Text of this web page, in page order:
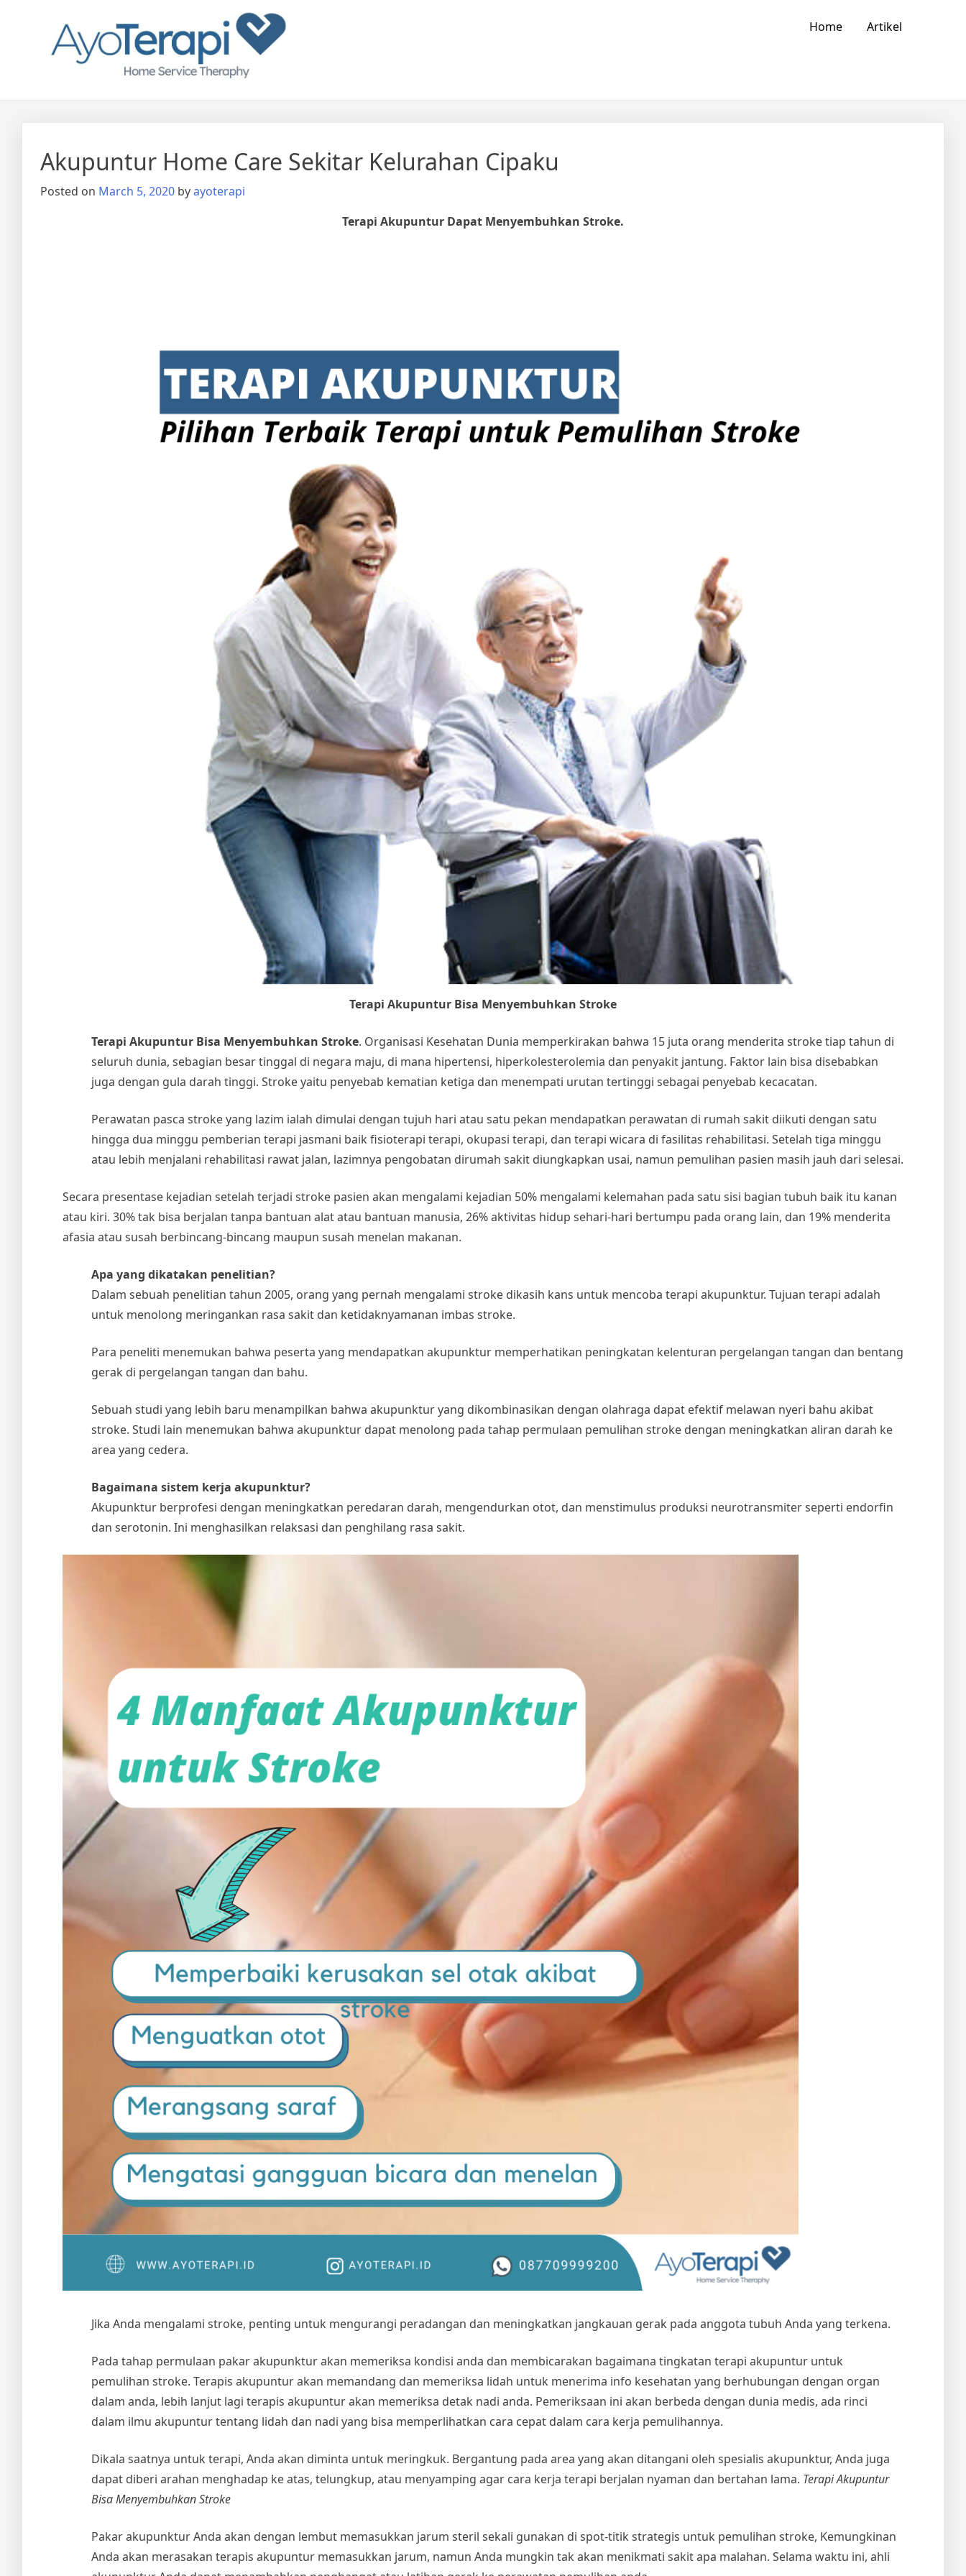
Ayo Terapi Home Artikel
Akupuntur Home Care Sekitar Kelurahan Cipaku
Posted on March 5, 2020 byayoterapi
Terapi Akupuntur Dapat Menyembuhkan Stroke.
Terapi Akupuntur Bisa Menyembuhkan Stroke
Terapi Akupuntur Bisa Menyembuhkan Stroke. Organisasi Kesehatan Dunia memperkirakan bahwa 15 juta orang menderita stroke tiap tahun di
seluruh dunia, sebagian besar tinggal di negara maju, di mana hipertensi, hiperkolesterolemia dan penyakit jantung. Faktor lain bisa disebabkan
juga dengan gula darah tinggi. Stroke yaitu penyebab kematian ketiga dan menempati urutan tertinggi sebagai penyebab kecacatan.
Perawatan pasca stroke yang lazim ialah dimulai dengan tujuh hari atau satu pekan mendapatkan perawatan di rumah sakit diikuti dengan satu
hingga dua minggu pemberian terapi jasmani baik fisioterapi terapi, okupasi terapi, dan terapi wicara di fasilitas rehabilitasi. Setelah tiga minggu
atau lebih menjalani rehabilitasi rawat jalan, lazimnya pengobatan dirumah sakit diungkapkan usai, namun pemulihan pasien masih jauh dari selesai.
Secara presentase kejadian setelah terjadi stroke pasien akan mengalami kejadian 50% mengalami kelemahan pada satu sisi bagian tubuh baik itu kanan
atau kiri. 30% tak bisa berjalan tanpa bantuan alat atau bantuan manusia, 26% aktivitas hidup sehari-hari bertumpu pada orang lain, dan 19% menderita
afasia atau susah berbincang-bincang maupun susah menelan makanan.
Apa yang dikatakan penelitian?
Dalam sebuah penelitian tahun 2005, orang yang pernah mengalami stroke dikasih kans untuk mencoba terapi akupunktur. Tujuan terapi adalah
untuk menolong meringankan rasa sakit dan ketidaknyamanan imbas stroke.
Para peneliti menemukan bahwa peserta yang mendapatkan akupunktur memperhatikan peningkatan kelenturan pergelangan tangan dan bentang
gerak di pergelangan tangan dan bahu.
Sebuah studi yang lebih baru menampilkan bahwa akupunktur yang dikombinasikan dengan olahraga dapat efektif melawan nyeri bahu akibat
stroke. Studi lain menemukan bahwa akupunktur dapat menolong pada tahap permulaan pemulihan stroke dengan meningkatkan aliran darah ke
area yang cedera.
Bagaimana sistem kerja akupunktur?
Akupunktur berprofesi dengan meningkatkan peredaran darah, mengendurkan otot, dan menstimulus produksi neurotransmiter seperti endorfin
dan serotonin. Ini menghasilkan relaksasi dan penghilang rasa sakit.
Jika Anda mengalami stroke, penting untuk mengurangi peradangan dan meningkatkan jangkauan gerak pada anggota tubuh Anda yang terkena.
Pada tahap permulaan pakar akupunktur akan memeriksa kondisi anda dan membicarakan bagaimana tingkatan terapi akupuntur untuk
pemulihan stroke. Terapis akupuntur akan memandang dan memeriksa lidah untuk menerima info kesehatan yang berhubungan dengan organ
dalam anda, lebih lanjut lagi terapis akupuntur akan memeriksa detak nadi anda. Pemeriksaan ini akan berbeda dengan dunia medis, ada rinci
dalam ilmu akupuntur tentang lidah dan nadi yang bisa memperlihatkan cara cepat dalam cara kerja pemulihannya.
Dikala saatnya untuk terapi, Anda akan diminta untuk meringkuk. Bergantung pada area yang akan ditangani oleh spesialis akupunktur, Anda juga
dapat diberi arahan menghadap ke atas, telungkup, atau menyamping agar cara kerja terapi berjalan nyaman dan bertahan lama. Terapi Akupuntur
Bisa Menyembuhkan Stroke
Pakar akupunktur Anda akan dengan lembut memasukkan jarum steril sekali gunakan di spot-titik strategis untuk pemulihan stroke, Kemungkinan
Anda akan merasakan terapis akupuntur memasukkan jarum, namun Anda mungkin tak akan menikmati sakit apa malahan. Selama waktu ini, ahli